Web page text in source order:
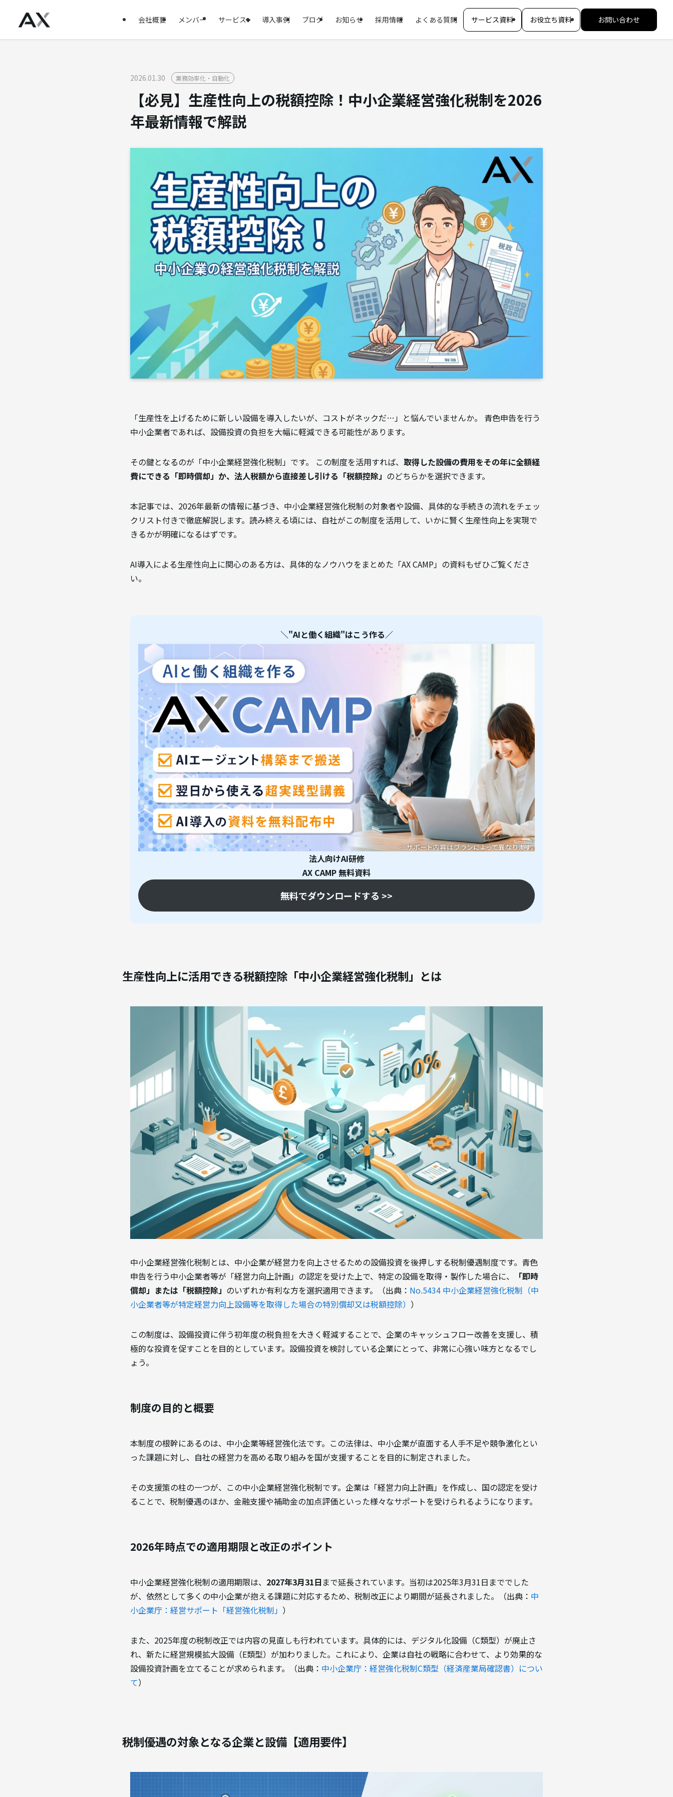
会社概要 メンバー サービス 導入事例 ブログ お知らせ 採用情報 よくある質問 サービス資料 お役立ち資料 お問い合わせ
2026.01.30 業務効率化・自動化
【必見】生産性向上の税額控除！中小企業経営強化税制を2026
年最新情報で解説
「生産性を上げるために新しい設備を導入したいが、コストがネックだ…」と悩んでいませんか。 青色申告を行う
中小企業者であれば、設備投資の負担を大幅に軽減できる可能性があります。
その鍵となるのが「中小企業経営強化税制」です。 この制度を活用すれば、 取得した設備の費用をその年に全額経
費にできる「即時償却」か、法人税額から直接差し引ける「税額控除」 のどちらかを選択できます。
本記事では、2026年最新の情報に基づき、中小企業経営強化税制の対象者や設備、具体的な手続きの流れをチェッ
クリスト付きで徹底解説します。読み終える頃には、自社がこの制度を活用して、いかに賢く生産性向上を実現で
きるかが明確になるはずです。
AI導入による生産性向上に関心のある方は、具体的なノウハウをまとめた「AX CAMP」の資料もぜひご覧くださ
い。
＼"AIと働く組織"はこう作る／
法人向けAI研修
AX CAMP 無料資料
無料でダウンロードする >>
生産性向上に活用できる税額控除「中小企業経営強化税制」とは
中小企業経営強化税制とは、中小企業が経営力を向上させるための設備投資を後押しする税制優遇制度です。青色
申告を行う中小企業者等が「経営力向上計画」の認定を受けた上で、特定の設備を取得・製作した場合に、
「即時
償却」または「税額控除」 のいずれか有利な方を選択適用できます。（出典： No.5434 中小企業経営強化税制（中
小企業者等が特定経営力向上設備等を取得した場合の特別償却又は税額控除） ）
この制度は、設備投資に伴う初年度の税負担を大きく軽減することで、企業のキャッシュフロー改善を支援し、積
極的な投資を促すことを目的としています。設備投資を検討している企業にとって、非常に心強い味方となるでし
ょう。
制度の目的と概要
本制度の根幹にあるのは、中小企業等経営強化法です。この法律は、中小企業が直面する人手不足や競争激化とい
った課題に対し、自社の経営力を高める取り組みを国が支援することを目的に制定されました。
その支援策の柱の一つが、この中小企業経営強化税制です。企業は「経営力向上計画」を作成し、国の認定を受け
ることで、税制優遇のほか、金融支援や補助金の加点評価といった様々なサポートを受けられるようになります。
2026年時点での適用期限と改正のポイント
中小企業経営強化税制の適用期限は、 2027年3月31日 まで延長されています。当初は2025年3月31日まででした
が、依然として多くの中小企業が抱える課題に対応するため、税制改正により期間が延長されました。（出典： 中
小企業庁：経営サポート「経営強化税制」 ）
また、2025年度の税制改正では内容の見直しも行われています。具体的には、デジタル化設備（C類型）が廃止さ
れ、新たに経営規模拡大設備（E類型）が加わりました。これにより、企業は自社の戦略に合わせて、より効果的な
設備投資計画を立てることが求められます。（出典： 中小企業庁：経営強化税制C類型（経済産業局確認書）につい
て）
税制優遇の対象となる企業と設備【適用要件】